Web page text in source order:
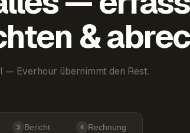
&
— Everhour übernimmt den Rest.
3 Bericht 4 Rechnung